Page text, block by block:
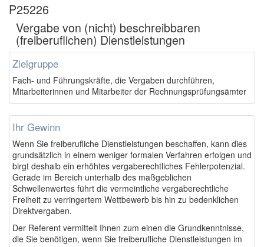
P25226
Vergabe von (nicht) beschreibbaren
(freiberuflichen) Dienstleistungen
Zielgruppe
Fach- und Führungskräfte, die Vergaben durchführen,
Mitarbeiterinnen und Mitarbeiter der Rechnungsprüfungsämter
Ihr Gewinn
Wenn Sie freiberufliche Dienstleistungen beschaffen, kann dies
grundsätzlich in einem weniger formalen Verfahren erfolgen und
birgt deshalb ein erhöhtes vergaberechtliches Fehlerpotenzial.
Gerade im Bereich unterhalb des maßgeblichen
Schwellenwertes führt die vermeintliche vergaberechtliche
Freiheit zu verringertem Wettbewerb bis hin zu bedenklichen
Direktvergaben.
Der Referent vermittelt Ihnen zum einen die Grundkenntnisse,
die Sie benötigen, wenn Sie freiberufliche Dienstleistungen im